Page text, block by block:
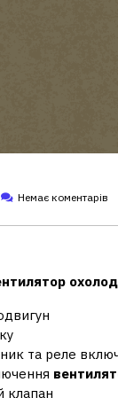
Немає коментарів
та реле
клапан